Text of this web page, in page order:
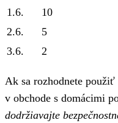
1.6.
10
2.6.
5
3.6.
2
Ak sa rozhodnete
v obchode s domácimi
dodržiavajte